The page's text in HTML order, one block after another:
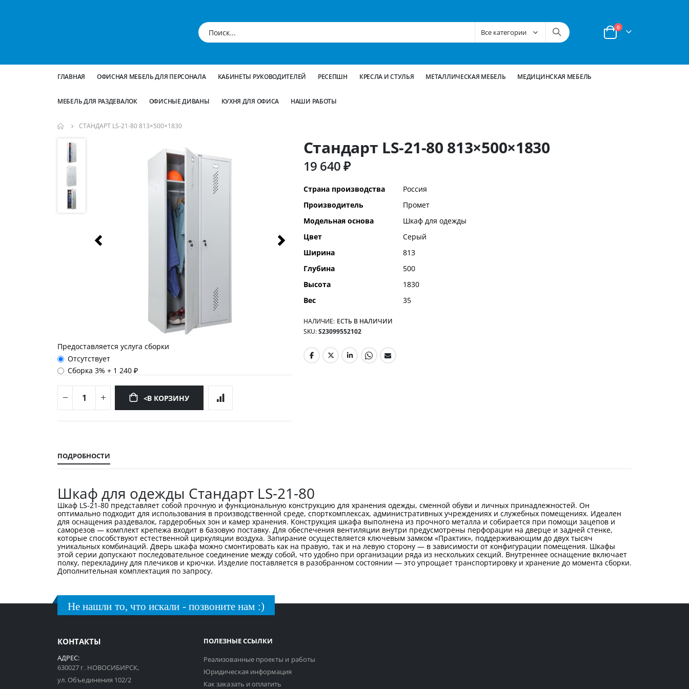
Корзина
0позиции
ГЛАВНАЯ ОФИСНАЯ МЕБЕЛЬ ДЛЯ ПЕРСОНАЛА КАБИНЕТЫ РУКОВОДИТЕЛЕЙ РЕСЕПШН КРЕСЛА И СТУЛЬЯ МЕТАЛЛИЧЕСКАЯ МЕБЕЛЬ МЕДИЦИНСКАЯ МЕБЕЛЬ
МЕБЕЛЬ ДЛЯ РАЗДЕВАЛОК ОФИСНЫЕ ДИВАНЫ КУХНЯ ДЛЯ ОФИСА НАШИ РАБОТЫ
СТАНДАРТ LS-21-80 813×500×1830
Пропустить
перейти
галереям
изображений
Предоставляется услуга сборки
Отсутствует
Сборка 3%+ 1 240 ₽
<В КОРЗИНУ
началу
галереи
изображений
Стандарт LS-21-80 813×500×1830
19 640 ₽
Дополнительная
информация
Страна производства
Россия
Производитель
Промет
Модельная основа
Шкаф для одежды
Цвет
Серый
Ширина
813
Глубина
500
Высота
1830
Вес
35
НАЛИЧИЕ: ЕСТЬ В НАЛИЧИИ
SKU S23099552102
ПОДРОБНОСТИ
Шкаф для одежды Стандарт LS-21-80
Шкаф LS-21-80 представляет собой прочную и функциональную конструкцию для хранения одежды, сменной обуви и личных принадлежностей. Он
оптимально подходит для использования в производственной среде, спорткомплексах, административных учреждениях и служебных помещениях. Идеален
для оснащения раздевалок, гардеробных зон и камер хранения. Конструкция шкафа выполнена из прочного металла и собирается при помощи зацепов и
саморезов — комплект крепежа входит в базовую поставку. Для обеспечения вентиляции внутри предусмотрены перфорации на дверце и задней стенке,
которые способствуют естественной циркуляции воздуха. Запирание осуществляется ключевым замком «Практик», поддерживающим до двух тысяч
уникальных комбинаций. Дверь шкафа можно смонтировать как на правую, так и на левую сторону — в зависимости от конфигурации помещения. Шкафы
этой серии допускают последовательное соединение между собой, что удобно при организации ряда из нескольких секций. Внутреннее оснащение включает
полку, перекладину для плечиков и крючки. Изделие поставляется в разобранном состоянии — это упрощает транспортировку и хранение до момента сборки.
Дополнительная комплектация по запросу.
Не нашли то, что искали - позвоните нам :)
КОНТАКТЫ
АДРЕС:
630027 г. НОВОСИБИРСК,
ул. Объединения 102/2
ПОЛЕЗНЫЕ ССЫЛКИ
Реализованные проекты и работы
Юридическая информация
Как заказать и оплатить